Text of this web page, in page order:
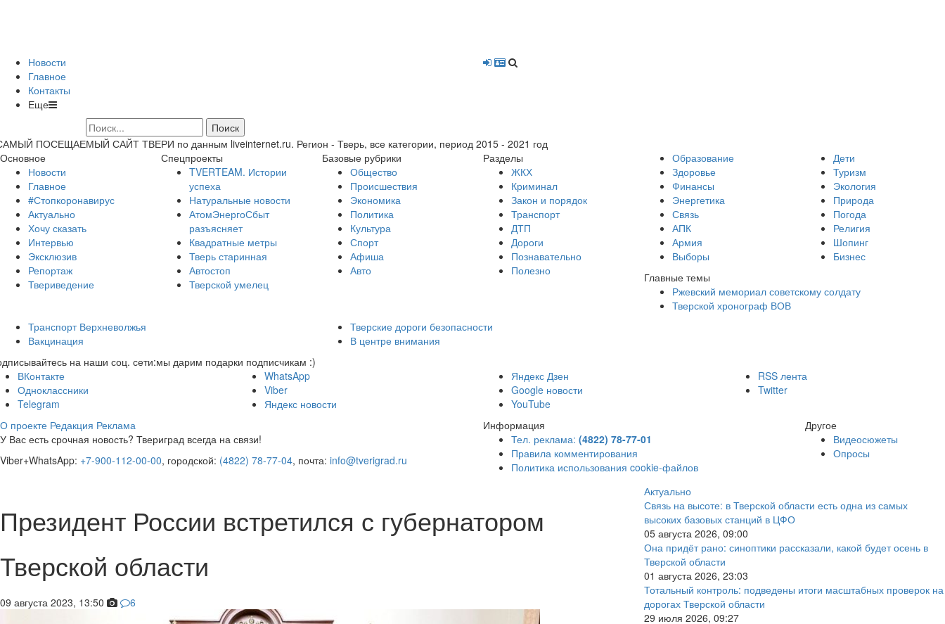
Новости
Главное
Контакты
Еще
ПОСЕЩАЕМЫЙ САЙТ ТВЕРИ по данным liveinternet.ru. Регион - Тверь, все категории, период 2015 - 2021 год
Основное
Новости
Главное
#Стопкоронавирус
Актуально
Хочу сказать
Интервью
Эксклюзив
Репортаж
Твериведение
Спецпроекты
TVERTEAM. Истории
успеха
Натуральные новости
АтомЭнергоСбыт
разъясняет
Квадратные метры
Тверь старинная
Автостоп
Тверской умелец
Базовые рубрики
Общество
Происшествия
Экономика
Политика
Культура
Спорт
Афиша
Авто
Разделы
ЖКХ
Криминал
Закон и порядок
Транспорт
ДТП
Дороги
Познавательно
Полезно
Образование
Здоровье
Финансы
Энергетика
Связь
АПК
Армия
Выборы
Дети
Туризм
Экология
Природа
Погода
Религия
Шопинг
Бизнес
Главные темы
Ржевский мемориал советскому солдату
Тверской хронограф ВОВ
Транспорт Верхневолжья
Вакцинация
Тверские дороги безопасности
В центре внимания
на наши соц. сети:мы дарим подарки подписчикам :)
ВКонтакте
Одноклассники
Telegram
WhatsApp
Viber
Яндекс новости
Яндекс Дзен
Google новости
YouTube
RSS лента
Twitter
О проекте Редакция Реклама
У Вас есть срочная новость? Твериград всегда на связи!
Viber+WhatsApp: +7-900-112-00-00, городской: (4822) 78-77-04, почта: info@tverigrad.ru
Информация
Тел. реклама: (4822) 78-77-01
Правила комментирования
Политика использования cookie-файлов
Другое
Видеосюжеты
Опросы
Президент России встретился с губернатором
Тверской области
09 августа 2023, 13:50 6
Актуально
Связь на высоте: в Тверской области есть одна из самых
высоких базовых станций в ЦФО
05 августа 2026, 09:00
Она придёт рано: синоптики рассказали, какой будет осень в
Тверской области
01 августа 2026, 23:03
Тотальный контроль: подведены итоги масштабных проверок на
дорогах Тверской области
29 июля 2026, 09:27